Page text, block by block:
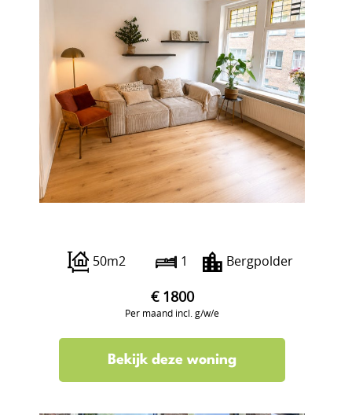
50m2 1 Bergpolder
€ 1800
Per maand incl. g/w/e
Bekijk deze woning